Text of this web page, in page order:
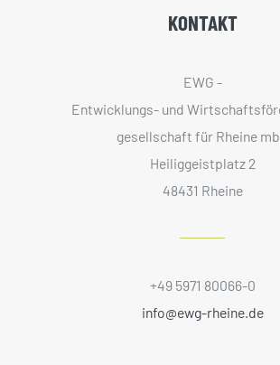
KONTAKT
EWG -
Entwicklungs- und
gesellschaft für Rheine
Heiliggeistplatz 2
48431 Rheine
+49 5971 80066-0
info@ewg-rheine.de